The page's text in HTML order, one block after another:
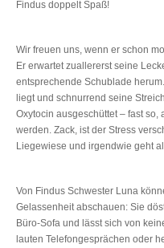
Findus doppelt Spaß!
Wir freuen uns, wenn er schon
Er erwartet zuallererst seine
entsprechende Schublade
liegt und schnurrend seine
Oxytocin ausgeschüttet – fast
werden. Zack, ist der Stress
Liegewiese und irgendwie geht
Von Findus Schwester Luna
Gelassenheit abschauen: Sie
Büro-Sofa und lässt sich von
lauten Telefongesprächen oder